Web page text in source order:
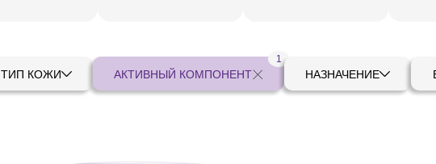
ТИП КОЖИ АКТИВНЫЙ КОМПОНЕНТ
1
НАЗНАЧЕНИЕ